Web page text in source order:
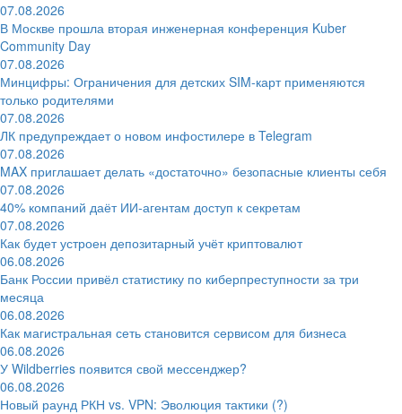
07.08.2026
В Москве прошла вторая инженерная конференция Kuber
Community Day
07.08.2026
Минцифры: Ограничения для детских SIM-карт применяются
только родителями
07.08.2026
ЛК предупреждает о новом инфостилере в Telegram
07.08.2026
MAX приглашает делать «достаточно» безопасные клиенты себя
07.08.2026
40% компаний даёт ИИ‑агентам доступ к секретам
07.08.2026
Как будет устроен депозитарный учёт криптовалют
06.08.2026
Банк России привёл статистику по киберпреступности за три
месяца
06.08.2026
Как магистральная сеть становится сервисом для бизнеса
06.08.2026
У Wildberries появится свой мессенджер?
06.08.2026
Новый раунд РКН vs. VPN: Эволюция тактики (?)